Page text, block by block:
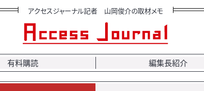
アクセスジャーナル記者 山岡俊介の取材メモ
有料購読 編集長紹介